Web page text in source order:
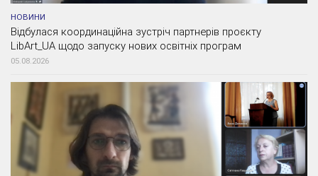
НОВИНИ
Відбулася координаційна зустріч партнерів проєкту
LibArt_UA щодо запуску нових освітніх програм
05.08.2026